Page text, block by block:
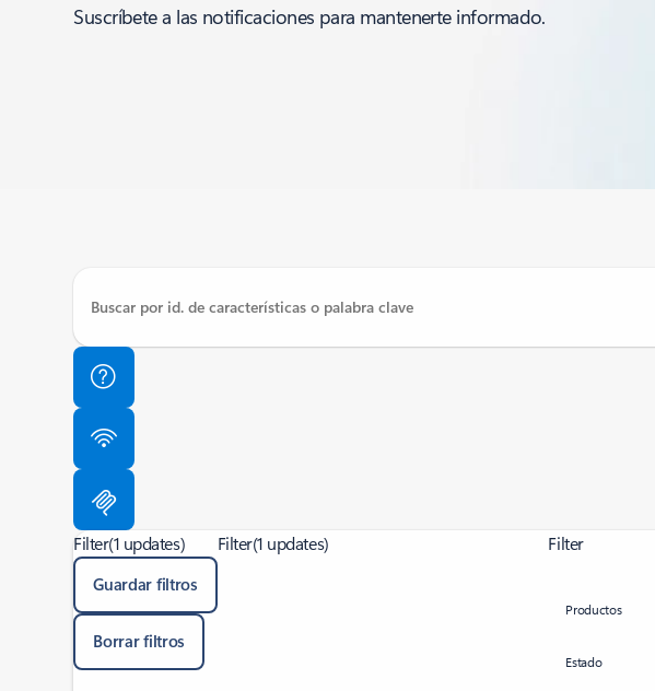
Suscríbete a las notificaciones para mantenerte informado.
Filter(1 updates)
Guardar filtros
Borrar filtros
Filter(1 updates) Filter
Productos
Estado